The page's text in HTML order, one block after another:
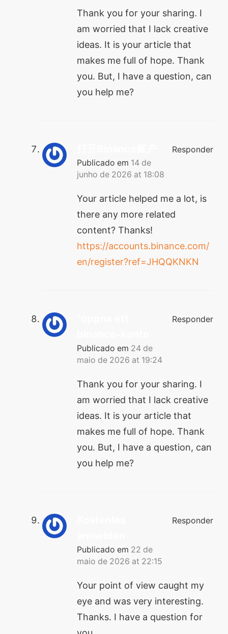
Thank you for your sharing. I
am worried that I lack creative
ideas. It is your article that
makes me full of hope. Thank
you. But, I have a question, can
you help me?
Publicado em 14 de
junho de 2026 at 18:08
Responder
Your article helped me a lot, is
there any more related
content? Thanks!
https://accounts.binance.com/
en/register?ref=JHQQKNKN
Publicado em 24 de
maio de 2026 at 19:24
Responder
Thank you for your sharing. I
am worried that I lack creative
ideas. It is your article that
makes me full of hope. Thank
you. But, I have a question, can
you help me?
Publicado em 22 de
maio de 2026 at 22:15
Responder
Your point of view caught my
eye and was very interesting.
Thanks. I have a question for